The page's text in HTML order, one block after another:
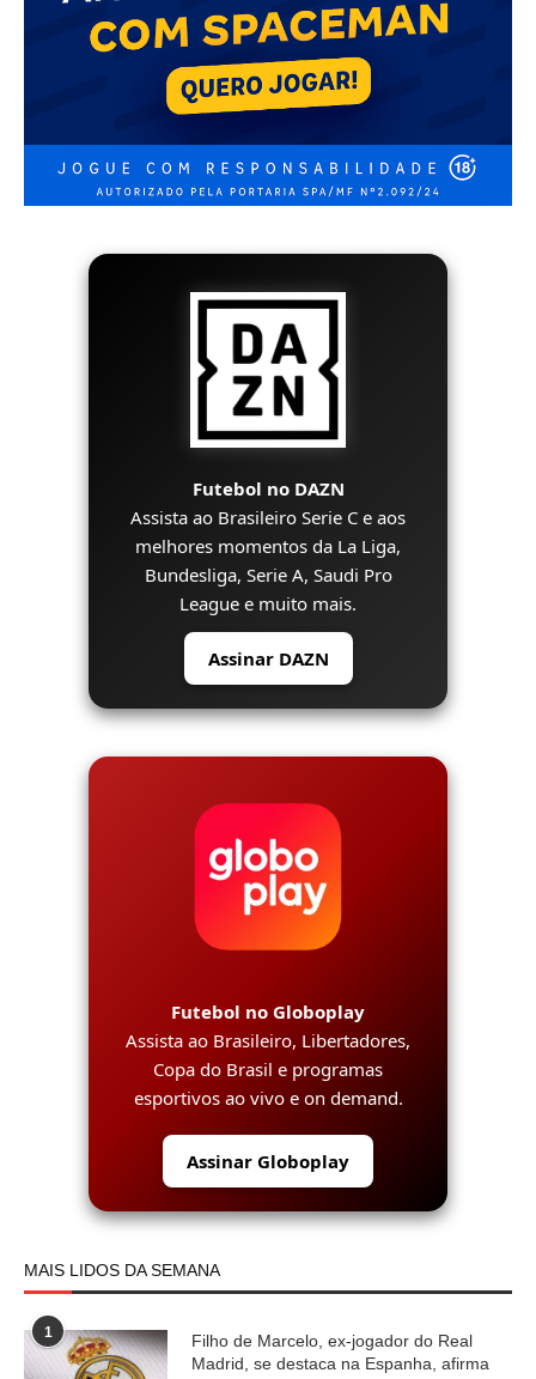
Futebol no DAZN
Assista ao Brasileiro Serie C e aos
melhores momentos da La Liga,
Bundesliga, Serie A, Saudi Pro
League e muito mais.
Assinar DAZN
Futebol no Globoplay
Assista ao Brasileiro, Libertadores,
Copa do Brasil e programas
esportivos ao vivo e on demand.
Assinar Globoplay
MAIS LIDOS DA SEMANA
1
Filho de Marcelo, ex-jogador do Real
Madrid, se destaca na Espanha, afirma